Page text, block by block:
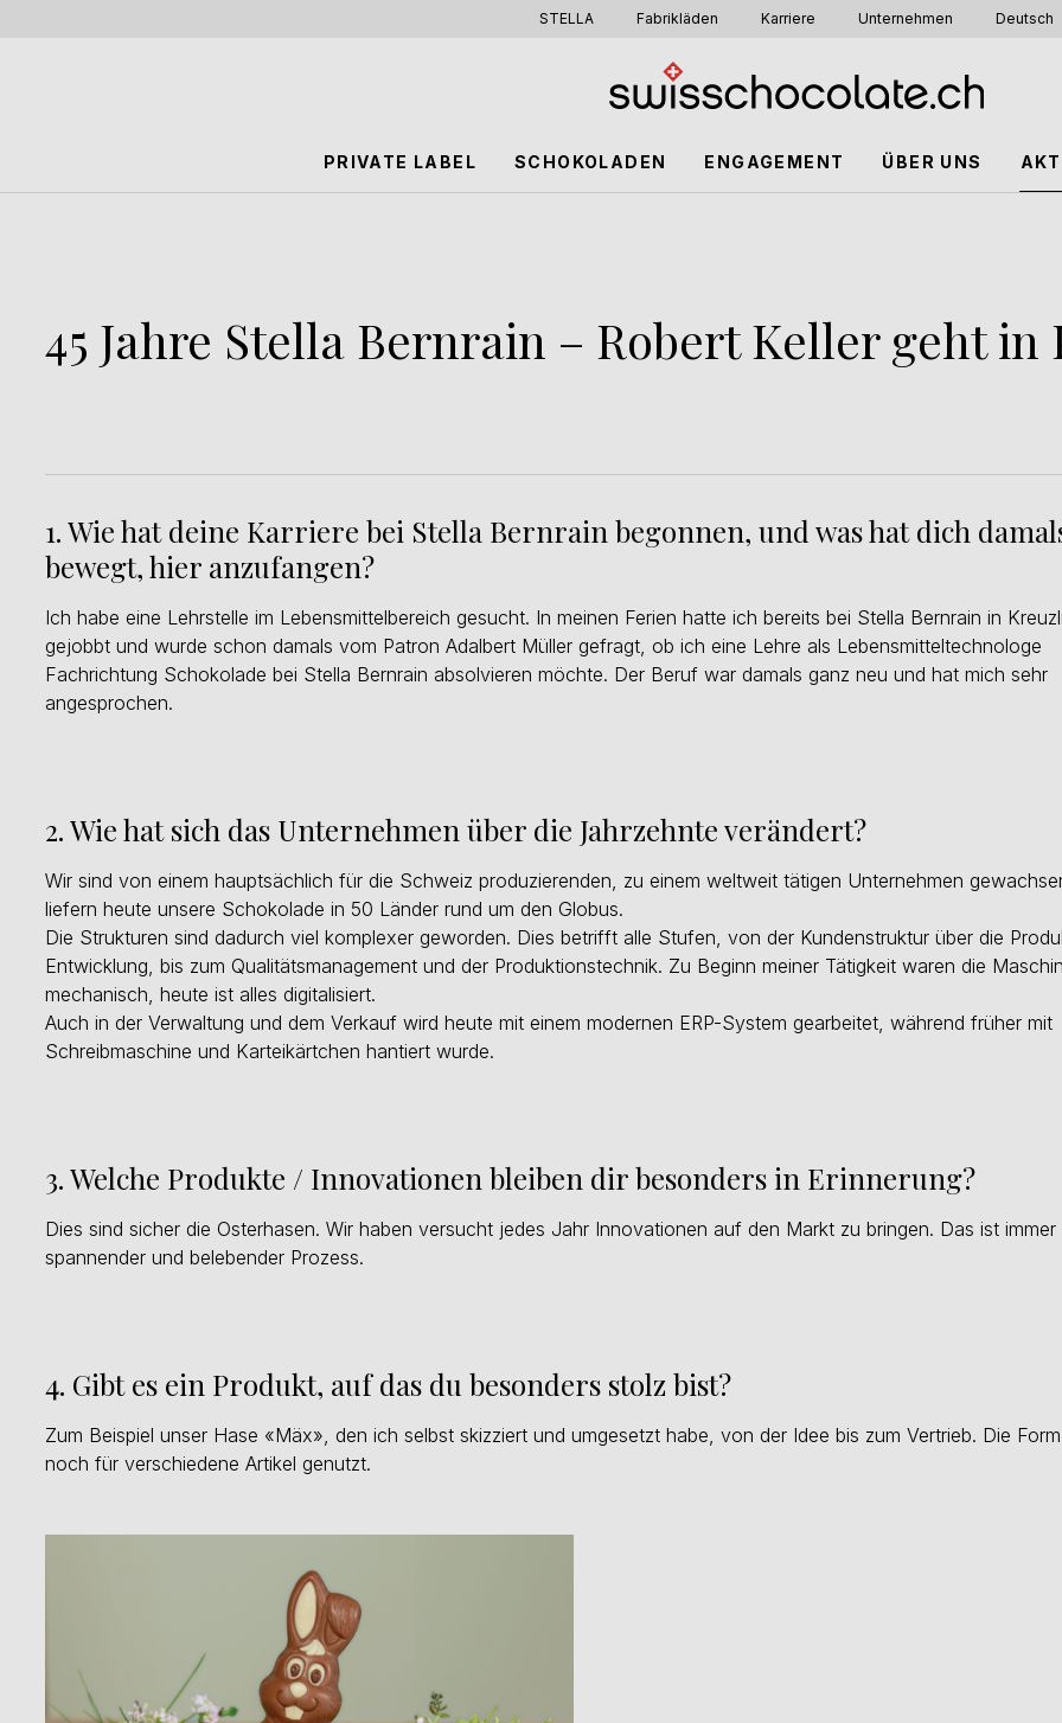
STELLA Fabrikläden Karriere Unternehmen Deutsch
PRIVATE LABEL SCHOKOLADEN ENGAGEMENT ÜBER UNS
45 Jahre Stella Bernrain – Robert Keller geht in
1. Wie hat deine Karriere bei Stella Bernrain begonnen, und was hat dich
bewegt, hier anzufangen?
Ich habe eine Lehrstelle im Lebensmittelbereich gesucht. In meinen Ferien hatte ich bereits bei Stella Bernrain in
gejobbt und wurde schon damals vom Patron Adalbert Müller gefragt, ob ich eine Lehre als Lebensmitteltechnologe
Fachrichtung Schokolade bei Stella Bernrain absolvieren möchte. Der Beruf war damals ganz neu und hat mich sehr
angesprochen.
2. Wie hat sich das Unternehmen über die Jahrzehnte verändert?
Wir sind von einem hauptsächlich für die Schweiz produzierenden, zu einem weltweit tätigen Unternehmen
liefern heute unsere Schokolade in 50 Länder rund um den Globus.
Die Strukturen sind dadurch viel komplexer geworden. Dies betrifft alle Stufen, von der Kundenstruktur über die
Entwicklung, bis zum Qualitätsmanagement und der Produktionstechnik. Zu Beginn meiner Tätigkeit waren die
mechanisch, heute ist alles digitalisiert.
Auch in der Verwaltung und dem Verkauf wird heute mit einem modernen ERP-System gearbeitet, während früher mit
Schreibmaschine und Karteikärtchen hantiert wurde.
3. Welche Produkte / Innovationen bleiben dir besonders in Erinnerung?
Dies sind sicher die Osterhasen. Wir haben versucht jedes Jahr Innovationen auf den Markt zu bringen. Das ist immer
spannender und belebender Prozess.
4. Gibt es ein Produkt, auf das du besonders stolz bist?
Zum Beispiel unser Hase «Mäx», den ich selbst skizziert und umgesetzt habe, von der Idee bis zum Vertrieb. Die
noch für verschiedene Artikel genutzt.